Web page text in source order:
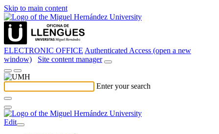
Skip to main content
ELECTRONIC OFFICE Authenticated Access (open a new
window)
Site content manager
Enter your search
Edit